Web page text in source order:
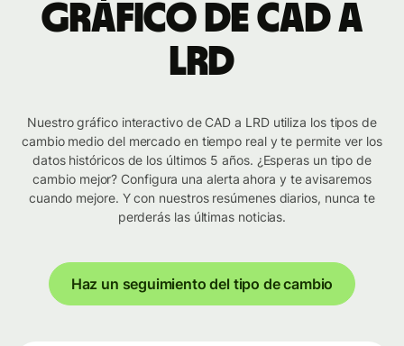
Gráfico de CAD a
LRD
Nuestro gráfico interactivo de CAD a LRD utiliza los tipos de
cambio medio del mercado en tiempo real y te permite ver los
datos históricos de los últimos 5 años. ¿Esperas un tipo de
cambio mejor? Configura una alerta ahora y te avisaremos
cuando mejore. Y con nuestros resúmenes diarios, nunca te
perderás las últimas noticias.
Haz un seguimiento del tipo de cambio